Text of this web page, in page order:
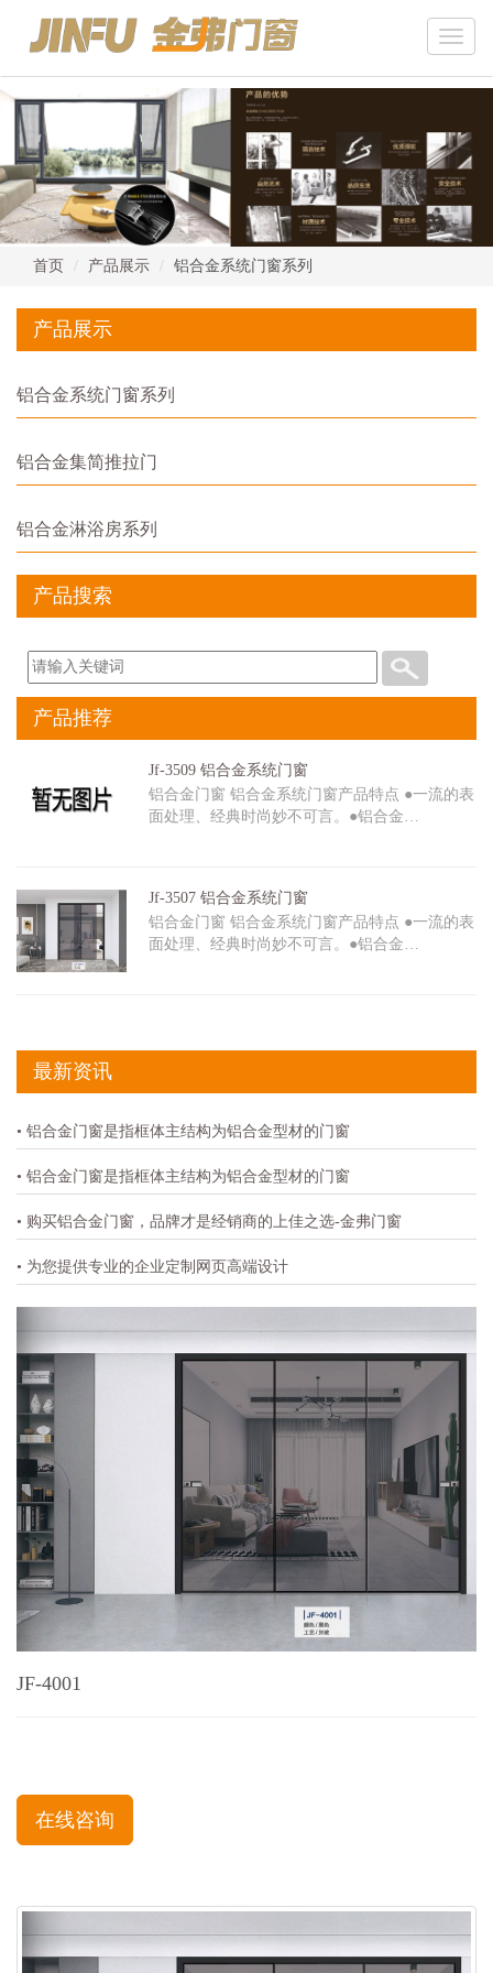
Toggle
首页 产品展示 铝合金系统门窗系列
产品展示
铝合金系统门窗系列
铝合金集简推拉门
铝合金淋浴房系列
产品搜索
产品推荐
Jf-3509 铝合金系统门窗
铝合金门窗 铝合金系统门窗产品特点 ●一流的表
面处理、经典时尚妙不可言。●铝合金…
Jf-3507 铝合金系统门窗
铝合金门窗 铝合金系统门窗产品特点 ●一流的表
面处理、经典时尚妙不可言。●铝合金…
最新资讯
• 铝合金门窗是指框体主结构为铝合金型材的门窗
• 铝合金门窗是指框体主结构为铝合金型材的门窗
• 购买铝合金门窗，品牌才是经销商的上佳之选-金弗门窗
• 为您提供专业的企业定制网页高端设计
JF-4001
在线咨询